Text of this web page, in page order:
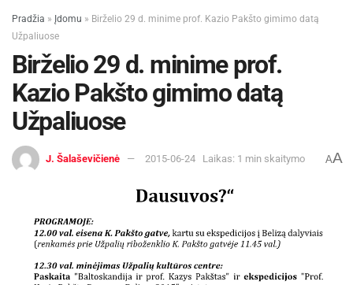
Pradžia » Įdomu » Birželio 29 d. minime prof. Kazio Pakšto gimimo datą
Užpaliuose
Birželio 29 d. minime prof.
Kazio Pakšto gimimo datą
Užpaliuose
J. Šalaševičienė 2015-06-24 Laikas: 1 min skaitymo AA